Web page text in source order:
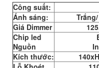
Công suất:
Ánh sáng:
Trắng/
Giá Dimmer
Chip led
Nguồn
Kích thước: